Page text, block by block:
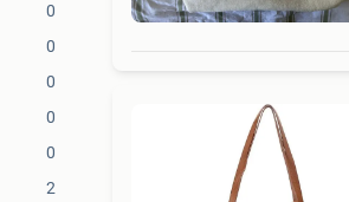
0
0
0
0
0
2